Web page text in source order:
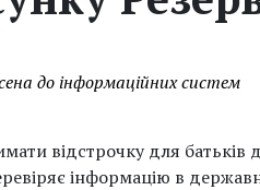
до інформаційних систем
відстрочку для батьків
інформацію в